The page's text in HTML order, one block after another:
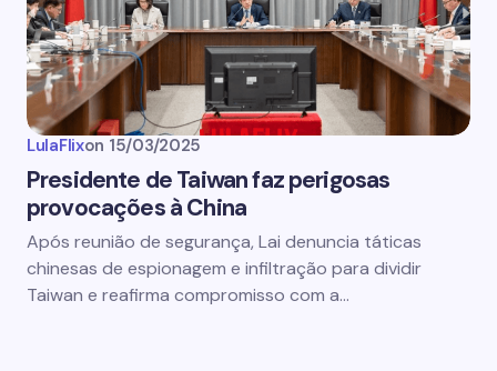
LulaFlixon 15/03/2025
Presidente de Taiwan faz perigosas
provocações à China
Após reunião de segurança, Lai denuncia táticas
chinesas de espionagem e infiltração para dividir
Taiwan e reafirma compromisso com a…